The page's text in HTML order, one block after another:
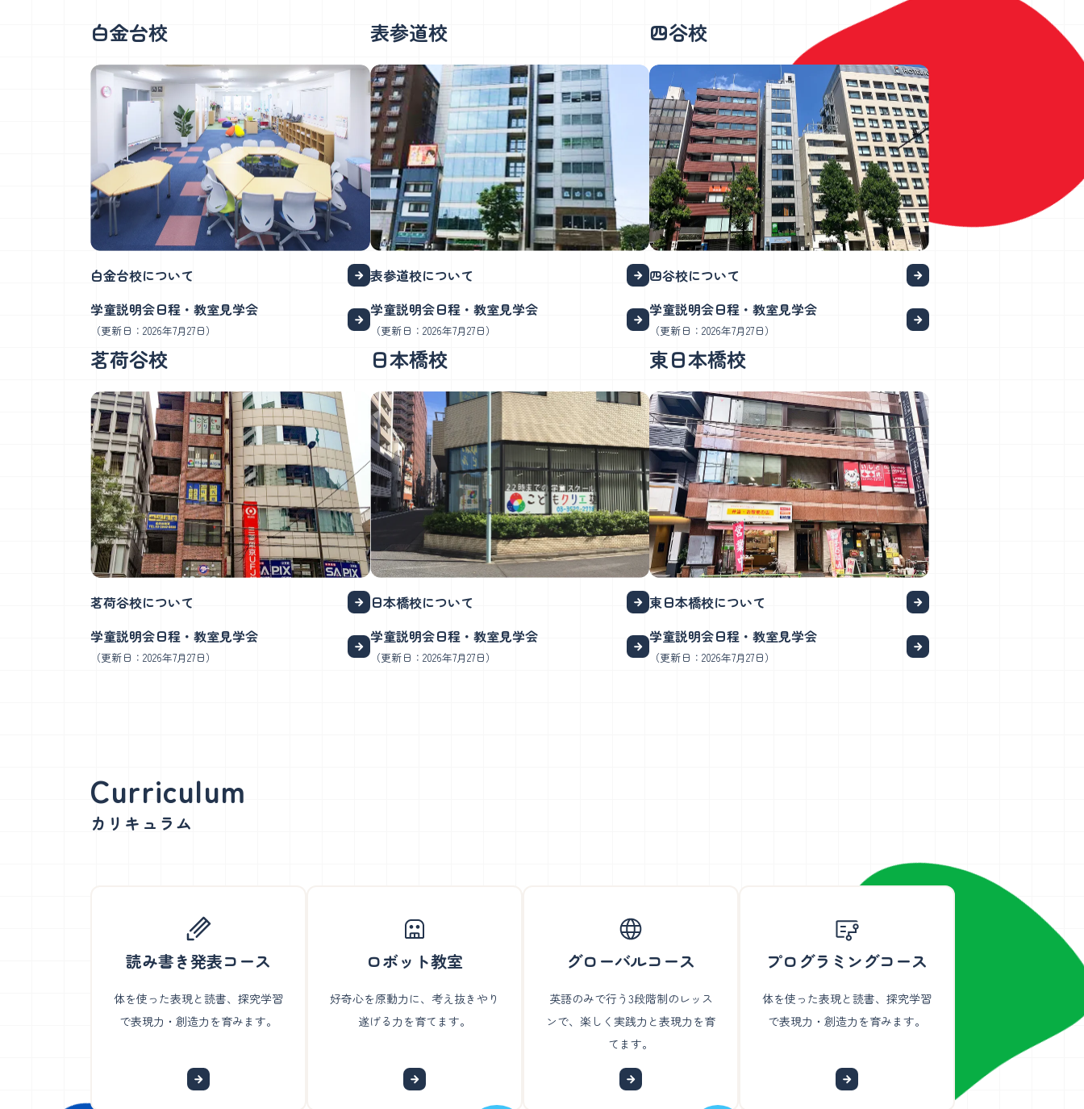
白金台校
白金台校について
学童説明会日程・教室見学会
（更新日：2026年7月27日）
表参道校
表参道校について
学童説明会日程・教室見学会
（更新日：2026年7月27日）
四谷校
四谷校について
学童説明会日程・教室見学会
（更新日：2026年7月27日）
茗荷谷校
茗荷谷校について
学童説明会日程・教室見学会
（更新日：2026年7月27日）
日本橋校
日本橋校について
学童説明会日程・教室見学会
（更新日：2026年7月27日）
東日本橋校
東日本橋校について
学童説明会日程・教室見学会
（更新日：2026年7月27日）
カリキュラム
読み書き発表コース
体を使った表現と読書、探究学習
で表現力・創造力を育みます。
ロボット教室
好奇心を原動力に、考え抜きやり
遂げる力を育てます。
グローバルコース
英語のみで行う3段階制のレッス
ンで、楽しく実践力と表現力を育
てます。
プログラミングコース
体を使った表現と読書、探究学習
で表現力・創造力を育みます。